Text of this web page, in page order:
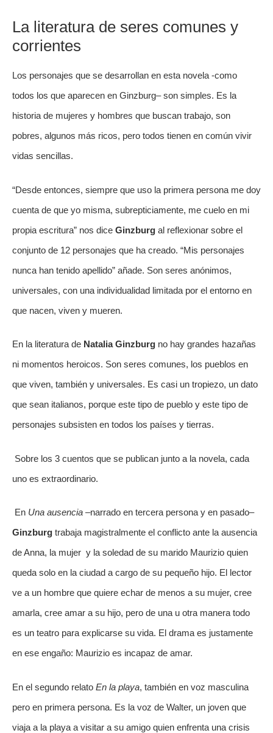
La literatura de seres comunes y
corrientes
Los personajes que se desarrollan en esta novela -como
todos los que aparecen en Ginzburg– son simples. Es la
historia de mujeres y hombres que buscan trabajo, son
pobres, algunos más ricos, pero todos tienen en común vivir
vidas sencillas.
“Desde entonces, siempre que uso la primera persona me doy
cuenta de que yo misma, subrepticiamente, me cuelo en mi
propia escritura” nos dice Ginzburg al reflexionar sobre el
conjunto de 12 personajes que ha creado. “Mis personajes
nunca han tenido apellido” añade. Son seres anónimos,
universales, con una individualidad limitada por el entorno en
que nacen, viven y mueren.
En la literatura de Natalia Ginzburg no hay grandes hazañas
ni momentos heroicos. Son seres comunes, los pueblos en
que viven, también y universales. Es casi un tropiezo, un dato
que sean italianos, porque este tipo de pueblo y este tipo de
personajes subsisten en todos los países y tierras.
Sobre los 3 cuentos que se publican junto a la novela, cada
uno es extraordinario.
En Una ausencia
–narrado en tercera persona y en pasado–
Ginzburg trabaja magistralmente el conflicto ante la ausencia
de Anna, la mujer  y la soledad de su marido Maurizio quien
queda solo en la ciudad a cargo de su pequeño hijo. El lector
ve a un hombre que quiere echar de menos a su mujer, cree
amarla, cree amar a su hijo, pero de una u otra manera todo
es un teatro para explicarse su vida. El drama es justamente
en ese engaño: Maurizio es incapaz de amar.
En el segundo relato En la playa, también en voz masculina
pero en primera persona. Es la voz de Walter, un joven que
viaja a la playa a visitar a su amigo quien enfrenta una crisis